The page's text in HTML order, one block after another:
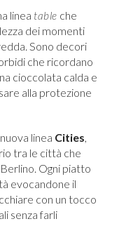
linea table che
dei momenti
Sono decori
che ricordano
cioccolata calda e
alla protezione
linea Cities,
tra le città che
Ogni piatto
evocandone il
con un tocco
senza farli